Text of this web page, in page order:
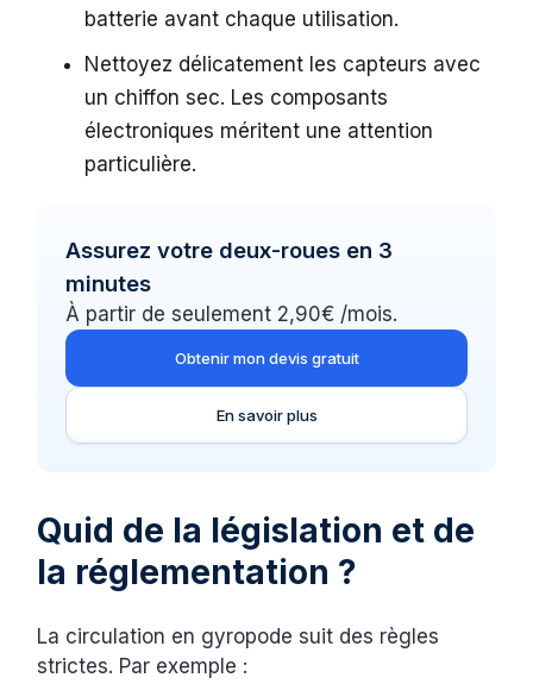
batterie avant chaque utilisation.
Nettoyez délicatement les capteurs avec
un chiffon sec. Les composants
électroniques méritent une attention
particulière.
Assurez votre deux-roues en 3
minutes
À partir de seulement 2,90€ /mois.
Obtenir mon devis gratuit
En savoir plus
Quid de la législation et de
la réglementation ?
La circulation en gyropode suit des règles
strictes. Par exemple :